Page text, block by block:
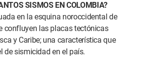
SISMOS EN COLOMBIA?
en la esquina noroccidental de
confluyen las placas tectónicas
y Caribe; una característica que
de sismicidad en el país.